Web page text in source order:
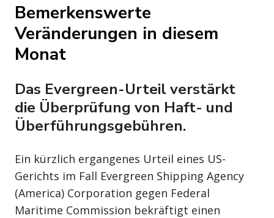
Bemerkenswerte
Veränderungen in diesem
Monat
Das Evergreen-Urteil verstärkt
die Überprüfung von Haft- und
Überführungsgebühren.
Ein kürzlich ergangenes Urteil eines US-
Gerichts im Fall Evergreen Shipping Agency
(America) Corporation gegen Federal
Maritime Commission bekräftigt einen